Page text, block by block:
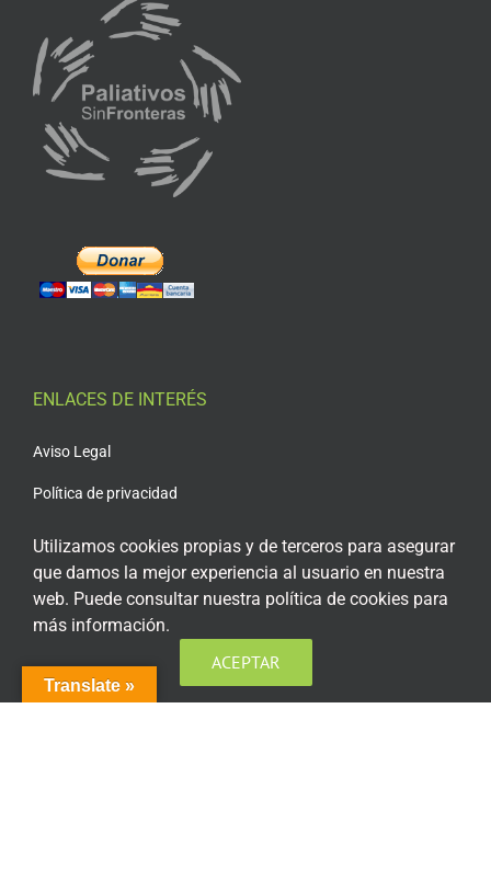
ENLACES DE INTERÉS
Aviso Legal
Política de privacidad
Política de cookies
Condiciones generales de contratación
Acceso plataforma de teleformación
Translate »
Utilizamos cookies propias y de terceros para asegurar
que damos la mejor experiencia al usuario en nuestra
web. Puede consultar nuestra política de cookies para
más información.
ACEPTAR